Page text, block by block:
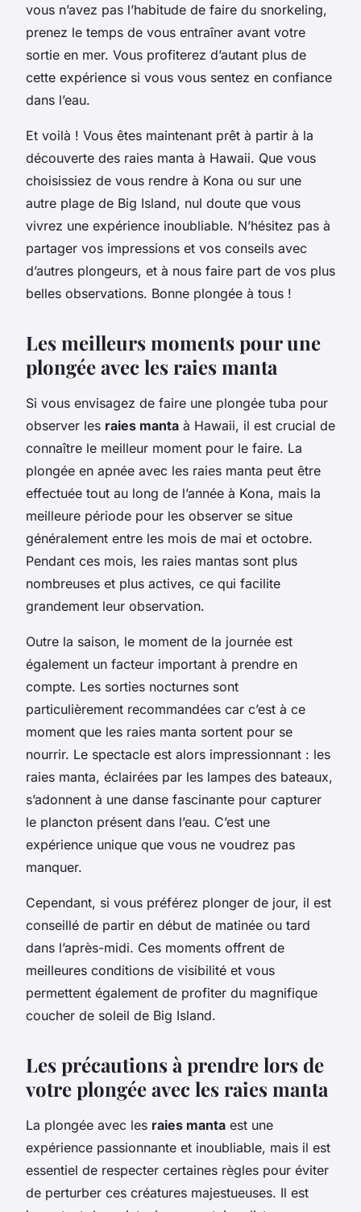
vous n’avez pas l’habitude de faire du snorkeling,
prenez le temps de vous entraîner avant votre
sortie en mer. Vous profiterez d’autant plus de
cette expérience si vous vous sentez en confiance
dans l’eau.
Et voilà ! Vous êtes maintenant prêt à partir à la
découverte des raies manta à Hawaii. Que vous
choisissiez de vous rendre à Kona ou sur une
autre plage de Big Island, nul doute que vous
vivrez une expérience inoubliable. N’hésitez pas à
partager vos impressions et vos conseils avec
d’autres plongeurs, et à nous faire part de vos plus
belles observations. Bonne plongée à tous !
Les meilleurs moments pour une
plongée avec les raies manta
Si vous envisagez de faire une plongée tuba pour
observer les raies manta à Hawaii, il est crucial de
connaître le meilleur moment pour le faire. La
plongée en apnée avec les raies manta peut être
effectuée tout au long de l’année à Kona, mais la
meilleure période pour les observer se situe
généralement entre les mois de mai et octobre.
Pendant ces mois, les raies mantas sont plus
nombreuses et plus actives, ce qui facilite
grandement leur observation.
Outre la saison, le moment de la journée est
également un facteur important à prendre en
compte. Les sorties nocturnes sont
particulièrement recommandées car c’est à ce
moment que les raies manta sortent pour se
nourrir. Le spectacle est alors impressionnant : les
raies manta, éclairées par les lampes des bateaux,
s’adonnent à une danse fascinante pour capturer
le plancton présent dans l’eau. C’est une
expérience unique que vous ne voudrez pas
manquer.
Cependant, si vous préférez plonger de jour, il est
conseillé de partir en début de matinée ou tard
dans l’après-midi. Ces moments offrent de
meilleures conditions de visibilité et vous
permettent également de profiter du magnifique
coucher de soleil de Big Island.
Les précautions à prendre lors de
votre plongée avec les raies manta
La plongée avec les raies manta est une
expérience passionnante et inoubliable, mais il est
essentiel de respecter certaines règles pour éviter
de perturber ces créatures majestueuses. Il est